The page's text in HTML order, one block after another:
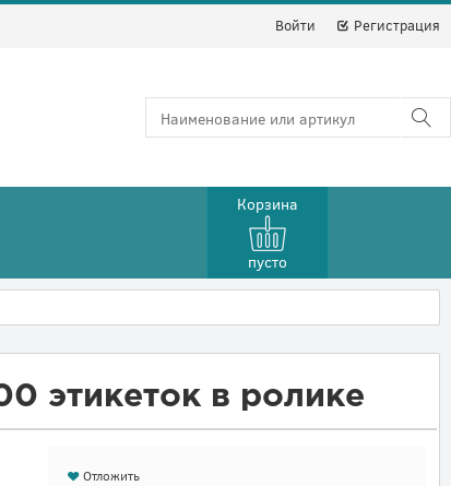
Войти Регистрация
Корзина
пусто
этикеток в ролике
Отложить